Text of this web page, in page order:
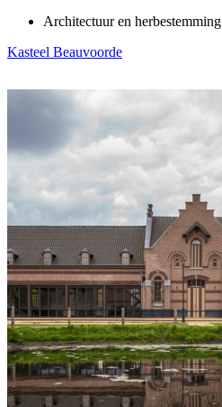
Architectuur en herbestemming
Kasteel Beauvoorde